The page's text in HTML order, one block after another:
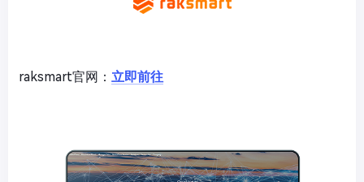
raksmart官网： 立即前往